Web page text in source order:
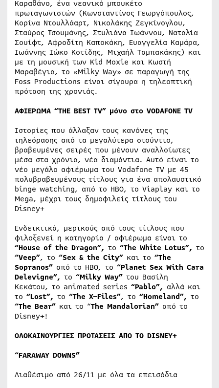
Καραθάνο, ένα νεανικό μπουκέτο
πρωταγωνιστών (Κωνσταντίνος Γεωργόπουλος,
Κορίνα Ντουλλάαρτ, Νικολάκης Ζεγκίνογλου,
Σταύρος Τσουμάνης, Στυλιάνα Ιωάννου, Ναταλία
Σουίφτ, Αφροδίτη Καποκάκη, Ευαγγελία Καμάρα,
Ιωάννης Ιώκο Κοτίδης, Μιχαήλ Ταμπακάκης) και
με τη μουσική των Κid Moxie και Κωστή
Μαραβέγια, το «Milky Way» σε παραγωγή της
Foss Productions είναι σίγουρα η τηλεοπτική
πρόταση της χρονιάς.
ΑΦΙΕΡΩΜΑ “THE BEST TV” μόνο στο VODAFONE TV​
Ιστορίες που άλλαξαν τους κανόνες της
τηλεόρασης από τα μεγαλύτερα στούντιο,
βραβευμένες σειρές που μένουν αναλλοίωτες
μέσα στα χρόνια, νέα διαμάντια. Aυτό είναι το
νέο μεγάλο αφιέρωμα του Vodafone TV με 45
πολυβραβευμένους τίτλους για ένα απολαυστικό
binge watching, από το HBO, το Viaplay και το
Mega, μέχρι τους δημοφιλείς τίτλους του
Disney+
Ενδεικτικά, μερικούς από τους τίτλους που
φιλοξενεί η κατηγορία / αφιέρωμα είναι το
“House of the Dragon”, το “The White Lotus”, το
“Veep”, το “Sex & the City” και το “The
Sopranos” από το ΗΒΟ, το “Planet Sex With Cara
Delevigne”, το “Milky Way” του Βασίλη
Κεκάτου, το animated series “Pablo”, αλλά και
το “Lost”, το “The X–Files”, το “Homeland”, το
“The Bear” και το “The Mandalorian” από το
Disney+!
ΟΛΟΚΑΙΝΟΥΡΓΙΕΣ ΠΡΟΤΑΣΕΙΣ ΑΠO TO DISNEY+
“FARAWAY DOWNS”
Διαθέσιμο από 26/11 με όλα τα επεισόδια